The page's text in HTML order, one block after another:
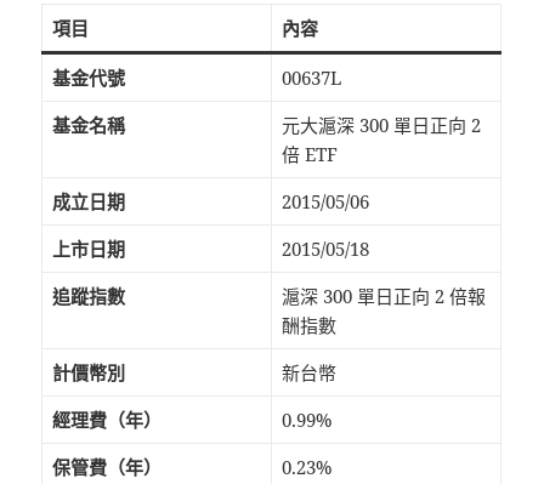
項目 內容
基金代號
00637L
基金名稱
元大滬深 300 單日正向 2
倍 ETF
成立日期
2015/05/06
上市日期
2015/05/18
追蹤指數
滬深 300 單日正向 2 倍報
酬指數
計價幣別
新台幣
經理費（年）
0.99%
保管費（年）
0.23%